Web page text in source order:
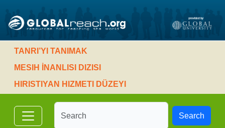
TANRI’YI TANIMAK
MESIH İNANLISI DIZISI
HIRISTIYAN HIZMETI DÜZEYI
Search